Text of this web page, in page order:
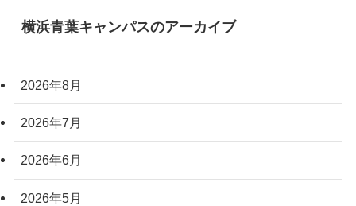
横浜青葉キャンパスのアーカイブ
2026年8月
2026年7月
2026年6月
2026年5月